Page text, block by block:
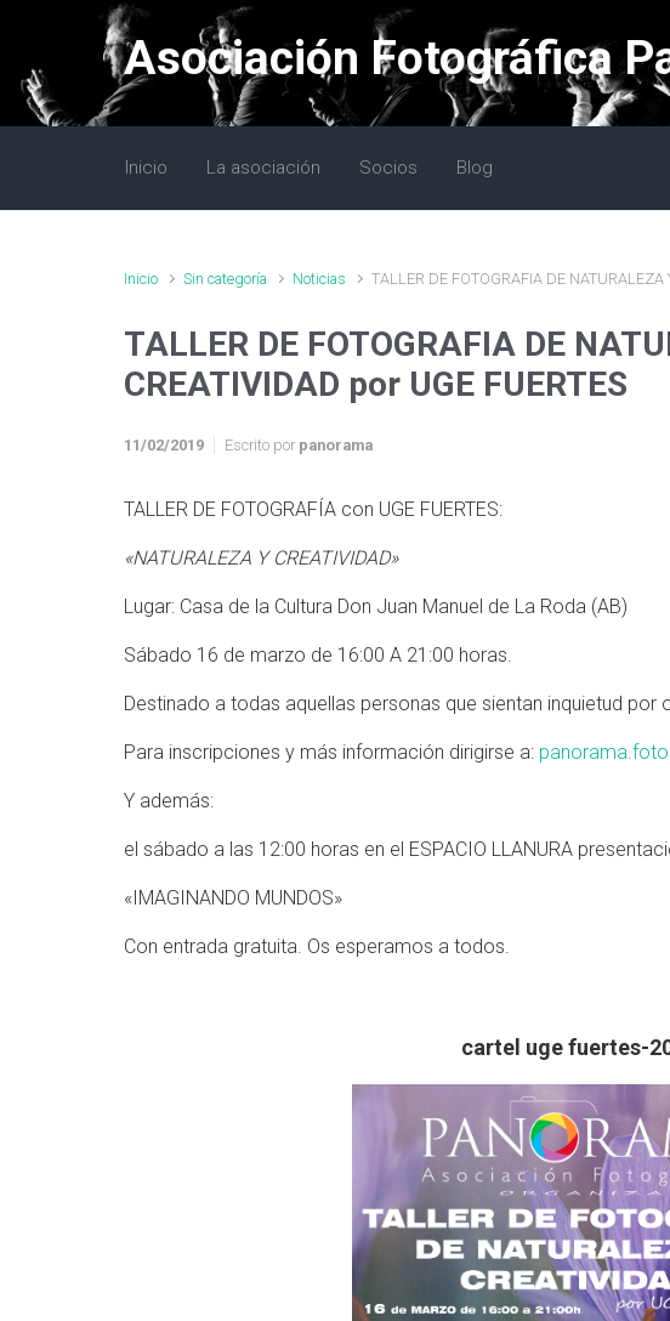
Saltar al contenido principal
Asociación Fotográfica
Inicio La asociación Socios Blog
Inicio Sin categoría Noticias TALLER DE FOTOGRAFIA DE
TALLER DE FOTOGRAFIA DE
CREATIVIDAD por UGE FUERTES
11/02/2019 Escrito por panorama
TALLER DE FOTOGRAFÍA con UGE FUERTES:
«NATURALEZA Y CREATIVIDAD»
Lugar: Casa de la Cultura Don Juan Manuel de La Roda (AB)
Sábado 16 de marzo de 16:00 A 21:00 horas.
Destinado a todas aquellas personas que sientan inquietud
Para inscripciones y más información dirigirse a:
Y además:
el sábado a las 12:00 horas en el ESPACIO LLANURA
«IMAGINANDO MUNDOS»
Con entrada gratuita. Os esperamos a todos.
cartel uge fuertes-